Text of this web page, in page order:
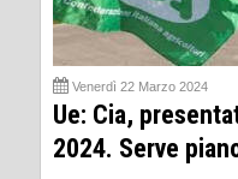
Venerdì 22 Marzo 2024
Ue: Cia,
2024. Serve